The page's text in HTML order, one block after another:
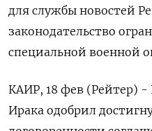
для ‌службы новостей
законодательство
специальной ​военной
КАИР, ‌18 фев (‌Рейтер)
Ирака одобрил